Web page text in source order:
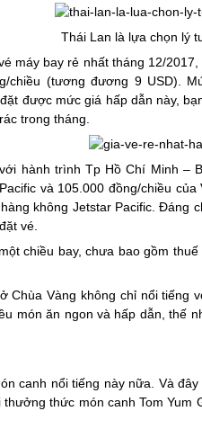
Thái Lan là lựa chọn lý
máy bay rẻ nhất tháng 12/
chiều (tương đương 9 USD).
được mức giá hấp dẫn này,
trong tháng.
hành trình Tp Hồ Chí Minh –
và 105.000 đồng/chiều
không Jetstar Pacific. Đáng
vé.
chiều bay, chưa bao gồm
Chùa Vàng không chỉ nổi tiếng
món ăn ngon và hấp dẫn, thế
canh nổi tiếng này nữa. Và
thức món canh Tom